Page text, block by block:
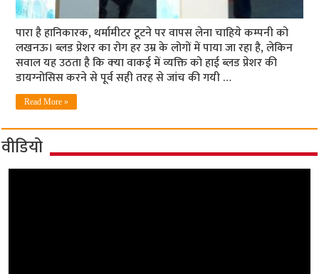
पारा है हानिकारक, थर्मामीटर टूटने पर वापस लेना चाहिये कम्‍पनी को
लखनऊ। ब्‍लड प्रेशर का रोग हर उम्र के लोगों में पाया जा रहा है, लेकिन
सवाल यह उठता है कि क्‍या वाकई में व्‍यक्ति को हाई ब्‍लड प्रेशर की
डायग्‍नोसिस करने से पूर्व सही तरह से जांच की गयी …
Read More »
वीडियो